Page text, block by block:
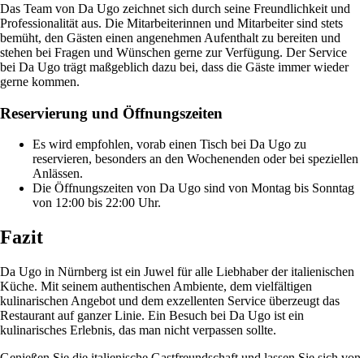
Das Team von Da Ugo zeichnet sich durch seine Freundlichkeit und
Professionalität aus. Die Mitarbeiterinnen und Mitarbeiter sind stets
bemüht, den Gästen einen angenehmen Aufenthalt zu bereiten und
stehen bei Fragen und Wünschen gerne zur Verfügung. Der Service
bei Da Ugo trägt maßgeblich dazu bei, dass die Gäste immer wieder
gerne kommen.
Reservierung und Öffnungszeiten
Es wird empfohlen, vorab einen Tisch bei Da Ugo zu
reservieren, besonders an den Wochenenden oder bei speziellen
Anlässen.
Die Öffnungszeiten von Da Ugo sind von Montag bis Sonntag
von 12:00 bis 22:00 Uhr.
Fazit
Da Ugo in Nürnberg ist ein Juwel für alle Liebhaber der italienischen
Küche. Mit seinem authentischen Ambiente, dem vielfältigen
kulinarischen Angebot und dem exzellenten Service überzeugt das
Restaurant auf ganzer Linie. Ein Besuch bei Da Ugo ist ein
kulinarisches Erlebnis, das man nicht verpassen sollte.